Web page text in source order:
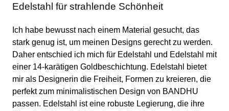
Edelstahl für strahlende Schönheit
Ich habe bewusst nach einem Material gesucht, das
stark genug ist, um meinen Designs gerecht zu werden.
Daher entschied ich mich für Edelstahl und Edelstahl mit
einer 14-karätigen Goldbeschichtung. Edelstahl bietet
mir als Designerin die Freiheit, Formen zu kreieren, die
perfekt zum minimalistischen Design von BANDHU
passen. Edelstahl ist eine robuste Legierung, die ihre